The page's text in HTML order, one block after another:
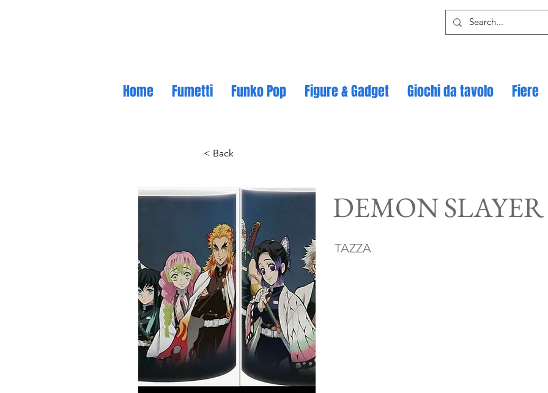
Home Fumetti Funko Pop Figure & Gadget Giochi da tavolo Fiere
< Back
DEMON SLAYER
TAZZA